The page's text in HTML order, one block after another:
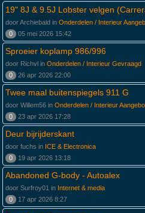
19" 8J & 9.5J Lobster velgen
door Archiebald in Onderdelen / Interieur
0
05 mei 2026 15:42
Sproeier koplamp 986/996
door Richvl in Onderdelen / Interieur Gevraagd
0
26 apr 2026 22:00
Twee maal buitenspiegels 911 G
door Willem56 in Onderdelen / Interieur
0
23 apr 2026 17:28
Deur bijrijderskant
door fuchs in ICE & Electronica
0
19 apr 2026 13:18
Abandoned G-body - Autoalex
door Surfroy01 in Internet & media
0
17 apr 2026 8:27